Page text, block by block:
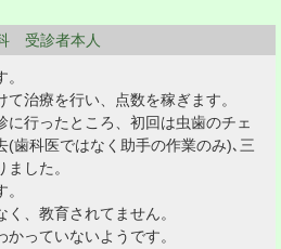
受診者本人
治療を行い、点数を稼ぎます。
に行ったところ、初回は虫歯のチェ
(歯科医ではなく助手の作業のみ)､三
した。
、教育されてません。
っていないようです。